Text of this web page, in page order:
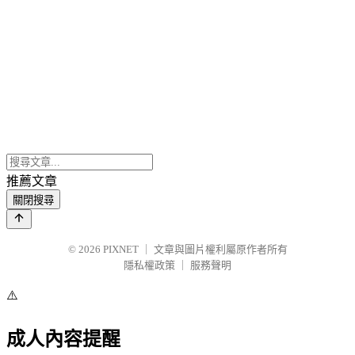
推薦文章
關閉搜尋
© 2026 PIXNET
文章與圖片權利屬原作者所有
隱私權政策
服務聲明
⚠️
成人內容提醒